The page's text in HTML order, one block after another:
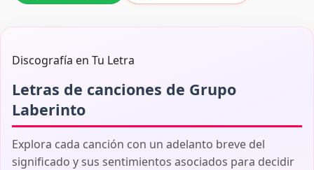
Discografía en Tu Letra
Letras de canciones de Grupo
Laberinto
Explora cada canción con un adelanto breve del
significado y sus sentimientos asociados para decidir